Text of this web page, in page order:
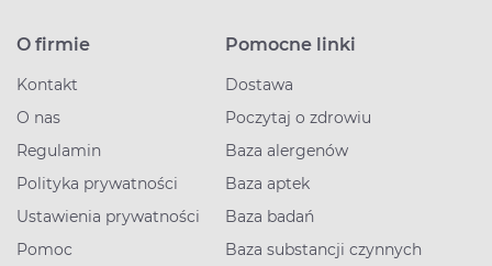
O firmie
Kontakt
O nas
Regulamin
Polityka prywatności
Ustawienia prywatności
Pomoc
Pomocne linki
Dostawa
Poczytaj o zdrowiu
Baza alergenów
Baza aptek
Baza badań
Baza substancji czynnych